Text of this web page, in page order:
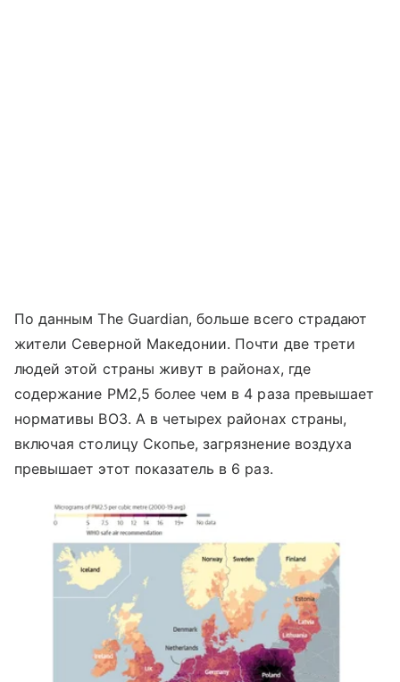
По данным The Guardian, больше всего страдают
жители Северной Македонии. Почти две трети
людей этой страны живут в районах, где
содержание PM2,5 более чем в 4 раза превышает
нормативы ВОЗ. А в четырех районах страны,
включая столицу Скопье, загрязнение воздуха
превышает этот показатель в 6 раз.